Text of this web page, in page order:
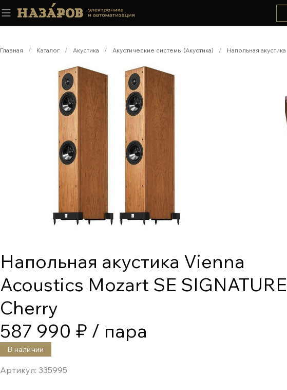
Главная / Каталог / Акустика / Акустические системы (Акустика) / Напольная акустика
Напольная акустика Vienna
Acoustics Mozart SE SIGNATURE
Cherry
587 990 ₽ / пара
В наличии
Артикул: 335995